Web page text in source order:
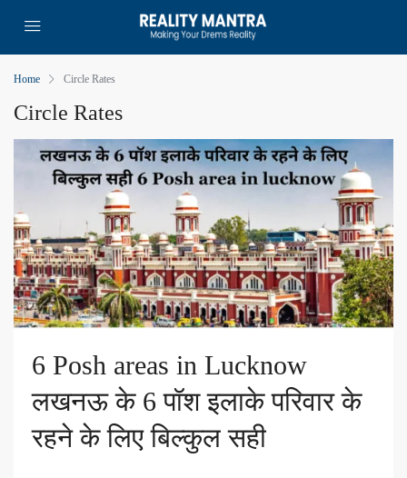
Home Circle Rates
Circle Rates
6 Posh areas in Lucknow
लखनऊ के 6 पॉश इलाके परिवार के
रहने के लिए बिल्कुल सही